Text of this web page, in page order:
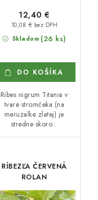
Skladom (26 ks)
10,08 € bez DPH
12,40 €
DO KOŠÍKA
Ribes nigrum Titania v
tvare stromčeka (na
meruzalke zlatej) je
stredne skoro...
RÍBEZĽA ČERVENÁ
ROLAN